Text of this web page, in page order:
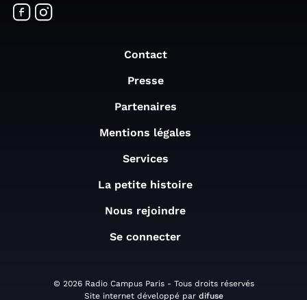
Contact
Presse
Partenaires
Mentions légales
Services
La petite histoire
Nous rejoindre
Se connecter
© 2026 Radio Campus Paris - Tous droits réservés
Site internet développé par difuse